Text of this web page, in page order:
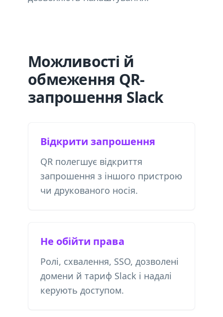
Можливості й
обмеження QR-
запрошення Slack
Відкрити запрошення
QR полегшує відкриття
запрошення з іншого пристрою
чи друкованого носія.
Не обійти права
Ролі, схвалення, SSO, дозволені
домени й тариф Slack і надалі
керують доступом.